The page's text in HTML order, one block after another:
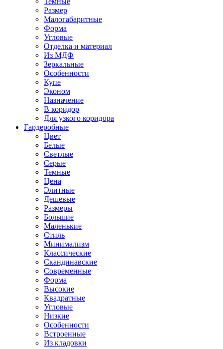
Размер
Малогабаритные
Форма
Угловые
Отделка и материал
Из МДФ
Зеркальные
Особенности
Купе
Эконом
Назначение
В коридор
Для узкого коридора
Гардеробные
Цвет
Белые
Светлые
Серые
Темные
Цена
Элитные
Дешевые
Размеры
Большие
Маленькие
Стиль
Минимализм
Классические
Скандинавские
Современные
Форма
Высокие
Квадратные
Угловые
Низкие
Особенности
Встроенные
Из кладовки